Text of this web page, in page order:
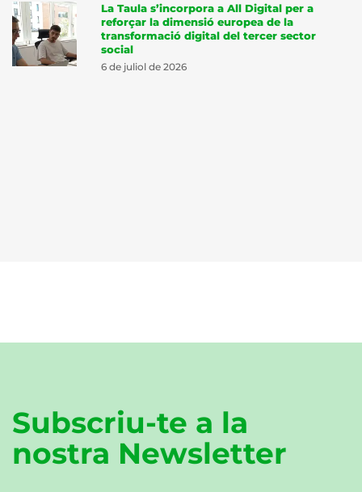
La Taula s’incorpora a All Digital per a
reforçar la dimensió europea de la
transformació digital del tercer sector
social
6 de juliol de 2026
Subscriu-te a la
nostra Newsletter